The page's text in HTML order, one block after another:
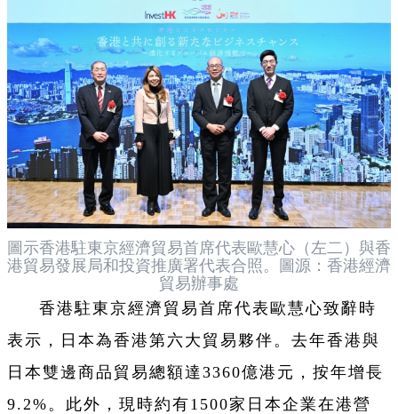
圖示香港駐東京經濟貿易首席代表歐慧心（左二）與香
港貿易發展局和投資推廣署代表合照。圖源：香港經濟
貿易辦事處
香港駐東京經濟貿易首席代表歐慧心致辭時
表示，日本為香港第六大貿易夥伴。去年香港與
日本雙邊商品貿易總額達3360億港元，按年增長
9.2%。此外，現時約有1500家日本企業在港營